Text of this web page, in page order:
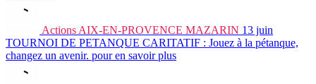
Actions AIX-EN-PROVENCE MAZARIN 13 juin
TOURNOI DE PETANQUE CARITATIF : Jouez à la pétanque,
changez un avenir. pour en savoir plus